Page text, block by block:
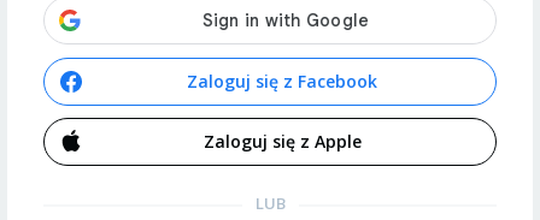
Zaloguj się z Facebook
Zaloguj się z Apple
LUB